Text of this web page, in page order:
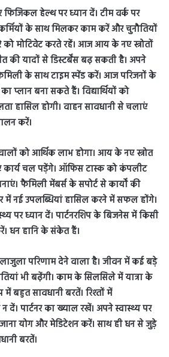
हेल्थ पर ध्यान दें। टीम वर्क पर
के साथ मिलकर काम करें और चुनौतियों
मोटिवेट करते रहें। आज आय के नए स्त्रोतों
की यादों से डिस्टर्बेंस बढ़ सकती है। अपने
के साथ टाइम स्पेंड करें। आज परिजनों के
प्लान बना सकते हैं। विद्यार्थियों को
हासिल होगी। वाहन सावधानी से चलाएं
करें।
को आर्थिक लाभ होगा। आय के नए स्त्रोत
चल पड़ेंगे। ऑफिस टास्क को कंपलीट
फैमिली मेंबर्स के सपोर्ट से कार्यों की
में नई उपलब्धियां हासिल करने में सफल होंगे।
पर ध्यान दें। पार्टनरशिप के बिजनेस में किसी
धन हानि के संकेत हैं।
परिणाम देने वाला है। जीवन में कई बड़े
भी बढ़ेंगी। काम के सिलसिले में यात्रा के
बहुत सावधानी बरतें। रिश्तों में
पार्टनर का ख्याल रखें। अपने स्वास्थ्य पर
योग और मेडिटेशन करें। साथ ही धन से जुड़े
बरतें।